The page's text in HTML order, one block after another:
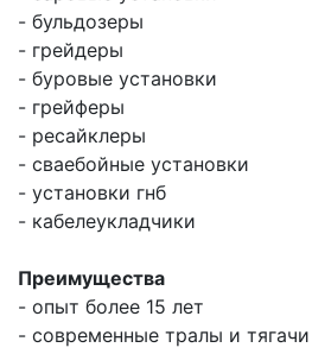
- бульдозеры
- грейдеры
- буровые установки
- грейферы
- ресайклеры
- сваебойные установки
- установки гнб
- кабелеукладчики
Преимущества
- опыт более 15 лет
- современные тралы и тягачи